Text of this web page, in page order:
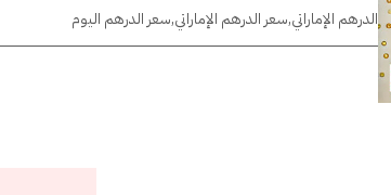
الدرهم الإماراتي,سعر الدرهم الإماراتي,سعر الدرهم اليوم